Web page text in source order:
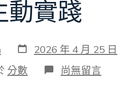
動實踐
發
表
日
期
2026 年 4 月 25 日
分數 在
〈習
尚無留言